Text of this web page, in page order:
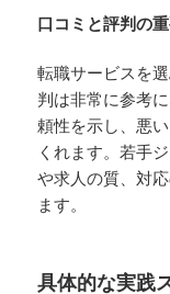
口コミと評判の
転職サービスを
判は非常に参考
頼性を示し、悪
くれます。若手
や求人の質、対
ます。
具体的な実践